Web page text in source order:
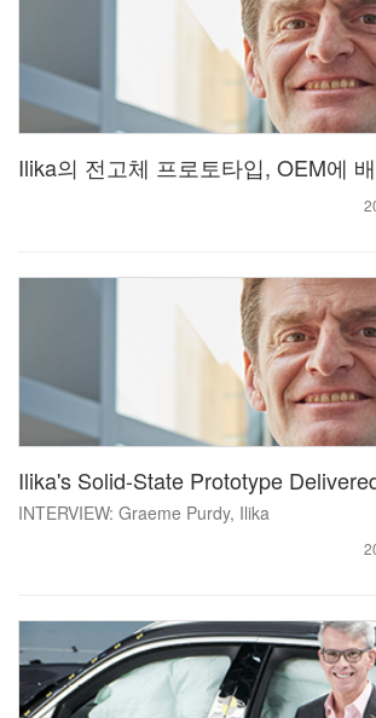
Ilika의 전고체 프로토타입, OEM에
Ilika's Solid-State Prototype
INTERVIEW: Graeme Purdy, Ilika